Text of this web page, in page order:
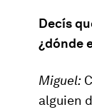
Decís
¿dónde
Miguel:
alguien